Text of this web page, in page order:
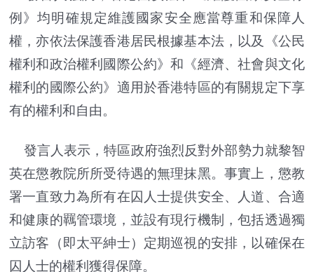
例》均明確規定維護國家安全應當尊重和保障人
權，亦依法保護香港居民根據基本法，以及《公民
權利和政治權利國際公約》和《經濟、社會與文化
權利的國際公約》適用於香港特區的有關規定下享
有的權利和自由。
發言人表示，特區政府強烈反對外部勢力就黎智
英在懲教院所所受待遇的無理抹黑。事實上，懲教
署一直致力為所有在囚人士提供安全、人道、合適
和健康的羈管環境，並設有現行機制，包括透過獨
立訪客（即太平紳士）定期巡視的安排，以確保在
囚人士的權利獲得保障。